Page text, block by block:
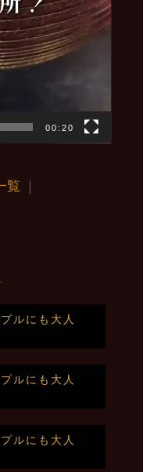
00:20
覧 ｜
ルにも大人
ルにも大人
ルにも大人